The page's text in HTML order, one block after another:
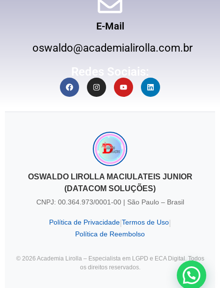
E-Mail
oswaldo@academialirolla.com.br
Redes Sociais:
OSWALDO LIROLLA MACIULATEIS JUNIOR
(DATACOM SOLUÇÕES)
CNPJ: 00.364.973/0001-00 | São Paulo – Brasil
Política de Privacidade Termos de Uso
Política de Reembolso
© 2026 Academia Lirolla – Especialista em LGPD e ECA Digital. Todos
os direitos reservados.